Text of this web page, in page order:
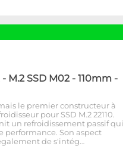
M.2 SSD M02 - 110mm -
le premier constructeur à
pour SSD M.2 22110.
un refroidissement passif qui
performance. Son aspect
de s'intég…